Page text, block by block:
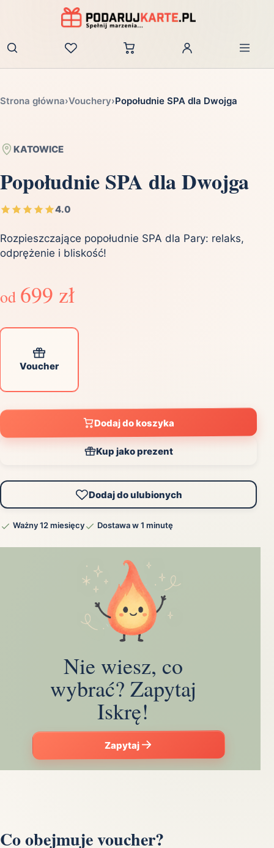
Zaloguj
Strona główna›Vouchery›Popołudnie SPA dla Dwojga
KATOWICE
Popołudnie SPA dla Dwojga
4.0
Rozpieszczające popołudnie SPA dla Pary: relaks,
odprężenie i bliskość!
od 699 zł
Voucher
Dodaj do koszyka
Kup jako prezent
Dodaj do ulubionych
Ważny 12 miesięcy Dostawa w 1 minutę
Nie wiesz, co
wybrać? Zapytaj
Iskrę!
Zapytaj
Co obejmuje voucher?